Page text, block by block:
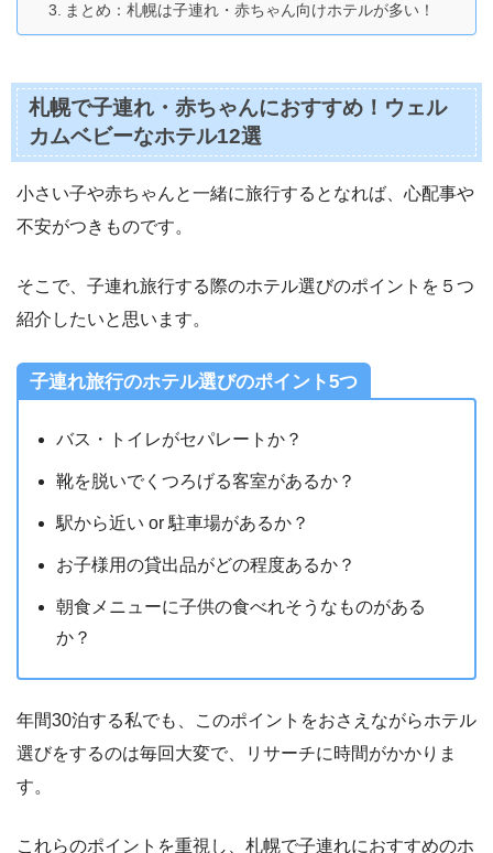
まとめ：札幌は子連れ・赤ちゃん向けホテルが多い！
札幌で子連れ・赤ちゃんにおすすめ！ウェル
カムベビーなホテル12選
小さい子や赤ちゃんと一緒に旅行するとなれば、心配事や
不安がつきものです。
そこで、子連れ旅行する際のホテル選びのポイントを５つ
紹介したいと思います。
子連れ旅行のホテル選びのポイント5つ
バス・トイレがセパレートか？
靴を脱いでくつろげる客室があるか？
駅から近い or 駐車場があるか？
お子様用の貸出品がどの程度あるか？
朝食メニューに子供の食べれそうなものがある
か？
年間30泊する私でも、このポイントをおさえながらホテル
選びをするのは毎回大変で、リサーチに時間がかかりま
す。
これらのポイントを重視し、札幌で子連れにおすすめのホ